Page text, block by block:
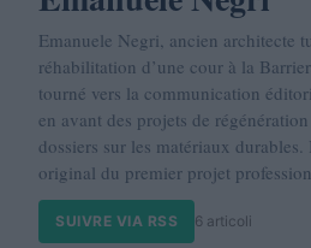
Emanuele Negri, ancien architecte
réhabilitation d’une cour à la
tourné vers la communication
en avant des projets de
dossiers sur les matériaux
original du premier projet
SUIVRE VIA RSS 6 articoli